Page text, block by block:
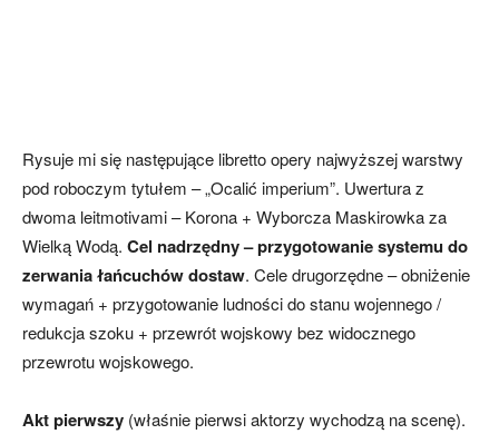
Rysuje mi się następujące libretto opery najwyższej warstwy
pod roboczym tytułem – „Ocalić imperium”. Uwertura z
dwoma leitmotivami – Korona + Wyborcza Maskirowka za
Wielką Wodą. Cel nadrzędny – przygotowanie systemu do
zerwania łańcuchów dostaw. Cele drugorzędne – obniżenie
wymagań + przygotowanie ludności do stanu wojennego /
redukcja szoku + przewrót wojskowy bez widocznego
przewrotu wojskowego.
Akt pierwszy (właśnie pierwsi aktorzy wychodzą na scenę).